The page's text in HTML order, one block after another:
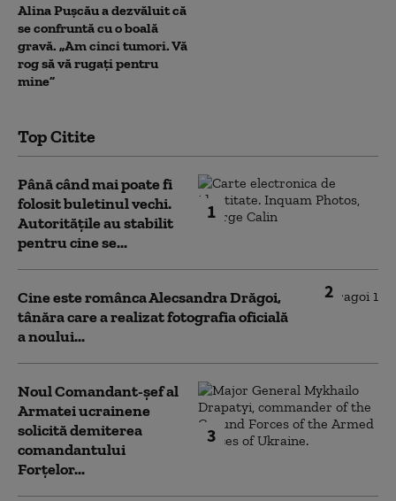
Alina Pușcău a dezvăluit că
se confruntă cu o boală
gravă. „Am cinci tumori. Vă
rog să vă rugați pentru
mine”
Top Citite
1
Până când mai poate fi
folosit buletinul vechi.
Autoritățile au stabilit
pentru cine se...
2
Cine este românca Alecsandra Drăgoi,
tânăra care a realizat fotografia oficială
a noului...
3
Noul Comandant-șef al
Armatei ucrainene
solicită demiterea
comandantului
Forțelor...